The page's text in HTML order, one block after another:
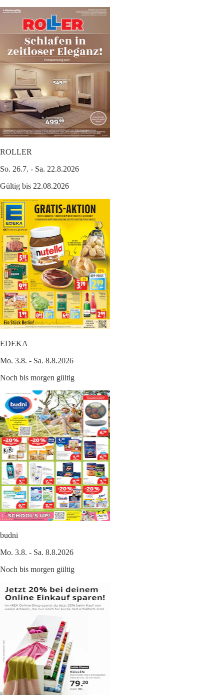
ROLLER
So. 26.7. - Sa. 22.8.2026
Gültig bis 22.08.2026
EDEKA
Mo. 3.8. - Sa. 8.8.2026
Noch bis morgen gültig
budni
Mo. 3.8. - Sa. 8.8.2026
Noch bis morgen gültig